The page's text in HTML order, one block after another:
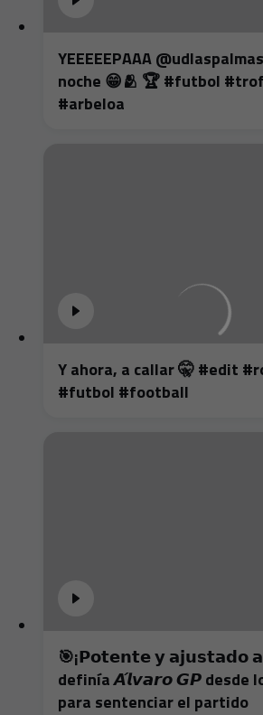
YEEEEEPAAA
noche 😁🫂 🏆 #futbol #trofeos #edit
#arbeloa
Y ahora, a callar 🤫 #edit
#futbol #football
🎯¡𝗣𝗼𝘁𝗲𝗻𝘁𝗲 𝘆 𝗮𝗷𝘂𝘀𝘁𝗮𝗱𝗼
definía 𝘼́𝙡𝙫𝙖𝙧𝙤 𝙂𝙋 desde
para sentenciar el partido